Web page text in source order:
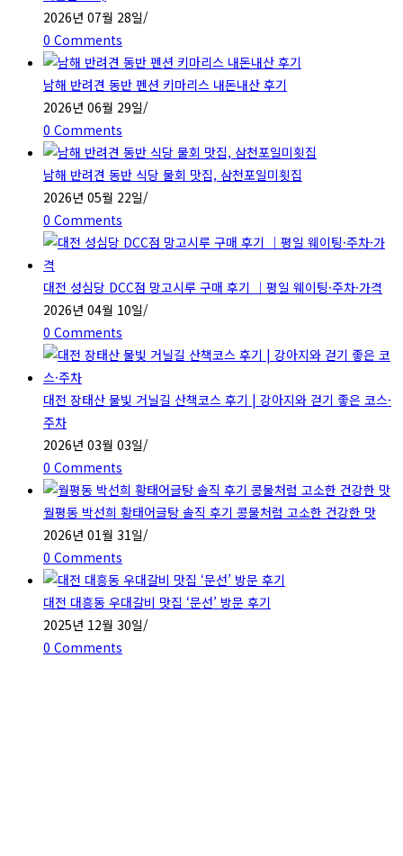
2026년 07월 28일/
0 Comments
남해 반려견 동반 펜션 키마리스 내돈내산 후기
2026년 06월 29일/
0 Comments
남해 반려견 동반 식당 물회 맛집, 삼천포일미횟집
2026년 05월 22일/
0 Comments
대전 성심당 DCC점 망고시루 구매 후기 ｜평일 웨이팅·주차·가격
2026년 04월 10일/
0 Comments
대전 장태산 물빛 거닐길 산책코스 후기 | 강아지와 걷기 좋은 코스·
주차
2026년 03월 03일/
0 Comments
월평동 박선희 황태어글탕 솔직 후기 콩물처럼 고소한 건강한 맛
2026년 01월 31일/
0 Comments
대전 대흥동 우대갈비 맛집 ‘문선’ 방문 후기
2025년 12월 30일/
0 Comments